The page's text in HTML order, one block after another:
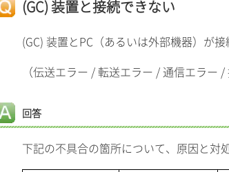
(GC) 装置と接続できない
(GC) 装置とPC（あるいは外部機器）が接
（伝送エラー / 転送エラー / 通信エラー /
回答
下記の不具合の箇所について、原因と対